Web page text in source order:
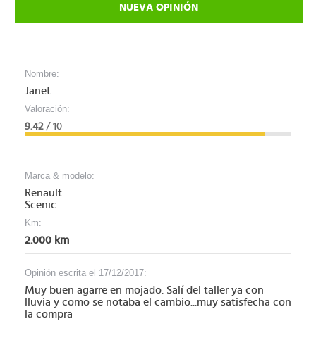
NUEVA OPINIÓN
Nombre:
Janet
Valoración:
9.42/ 10
Marca & modelo:
Renault
Scenic
Km:
2.000 km
Opinión escrita el 17/12/2017:
Muy buen agarre en mojado. Salí del taller ya con
lluvia y como se notaba el cambio...muy satisfecha con
la compra